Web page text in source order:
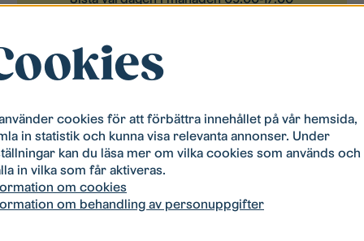
samt avvikande
cookies för att förbättra innehållet på vår hemsida,
in statistik och kunna visa relevanta annonser. Under
kan du läsa mer om vilka cookies som används och
in vilka som får aktiveras.
om cookies
om behandling av personuppgifter